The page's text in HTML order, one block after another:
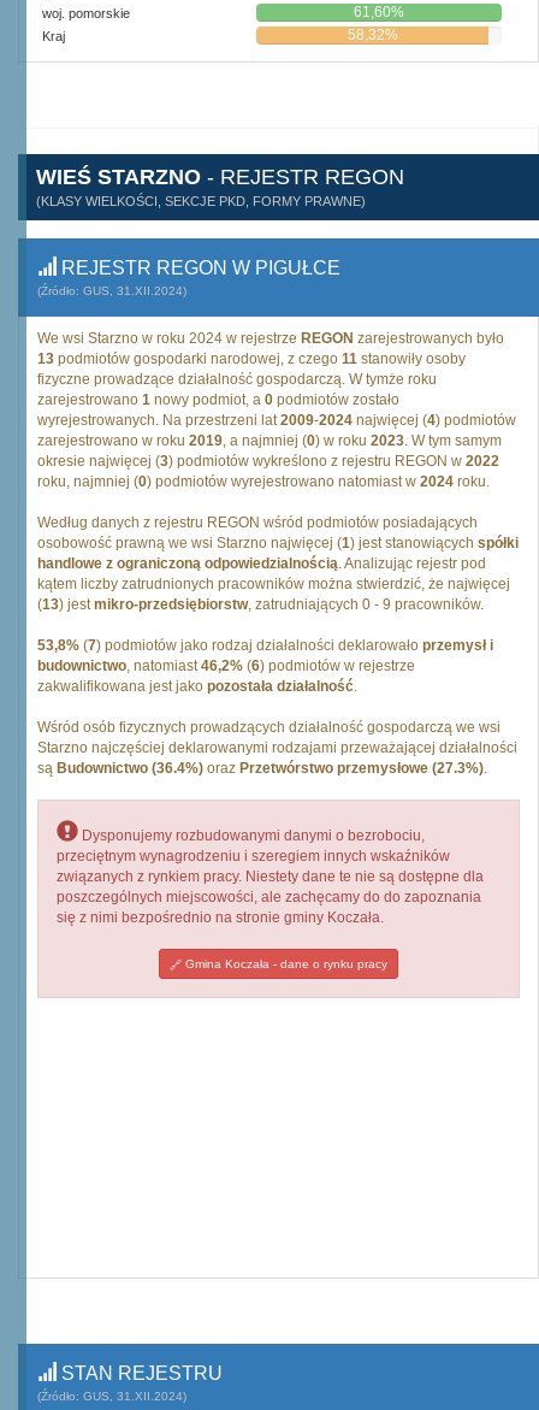
woj. pomorskie 61,60%
Kraj 58,32%
WIEŚ STARZNO - REJESTR REGON
(KLASY WIELKOŚCI, SEKCJE PKD, FORMY PRAWNE)
REJESTR REGON W PIGUŁCE
(Źródło: GUS, 31.XII.2024)
We wsi Starzno w roku 2024 w rejestrze REGON zarejestrowanych było
13 podmiotów gospodarki narodowej, z czego 11 stanowiły osoby
fizyczne prowadzące działalność gospodarczą. W tymże roku
zarejestrowano 1 nowy podmiot, a 0 podmiotów zostało
wyrejestrowanych. Na przestrzeni lat2009-2024 najwięcej (4) podmiotów
zarejestrowano w roku 2019, a najmniej (0) w roku 2023. W tym samym
okresie najwięcej (3) podmiotów wykreślono z rejestru REGON w 2022
roku, najmniej (0) podmiotów wyrejestrowano natomiast w 2024 roku.
Według danych z rejestru REGON wśród podmiotów posiadających
osobowość prawną we wsi Starzno najwięcej (1) jest stanowiących spółki
handlowe z ograniczoną odpowiedzialnością. Analizując rejestr pod
kątem liczby zatrudnionych pracowników można stwierdzić, że najwięcej
(13) jestmikro-przedsiębiorstw, zatrudniających 0 - 9 pracowników.
53,8% (7) podmiotów jako rodzaj działalności deklarowało przemysł i
budownictwo, natomiast46,2% (6) podmiotów w rejestrze
zakwalifikowana jest jako pozostała działalność.
Wśród osób fizycznych prowadzących działalność gospodarczą we wsi
Starzno najczęściej deklarowanymi rodzajami przeważającej działalności
są Budownictwo (36.4%) oraz Przetwórstwo przemysłowe (27.3%).
Dysponujemy rozbudowanymi danymi o bezrobociu,
przeciętnym wynagrodzeniu i szeregiem innych wskaźników
związanych z rynkiem pracy. Niestety dane te nie są dostępne dla
poszczególnych miejscowości, ale zachęcamy do do zapoznania
się z nimi bezpośrednio na stronie gminy Koczała.
Gmina Koczała - dane o rynku pracy
STAN REJESTRU
(Źródło: GUS, 31.XII.2024)